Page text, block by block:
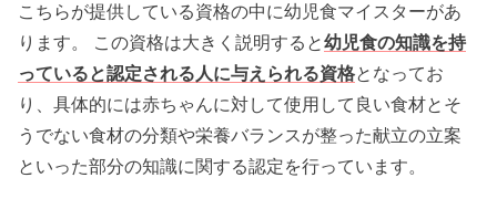
こちらが提供している資格の中に幼児食マイスターがあ
ります。 この資格は大きく説明すると幼児食の知識を持
っていると認定される人に与えられる資格となってお
り、具体的には赤ちゃんに対して使用して良い食材とそ
うでない食材の分類や栄養バランスが整った献立の立案
といった部分の知識に関する認定を行っています。